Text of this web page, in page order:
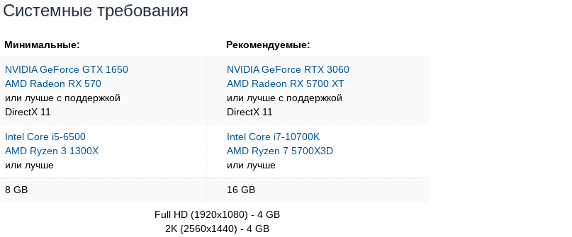
Системные требования
Минимальные:
Рекомендуемые:
NVIDIA GeForce GTX 1650
AMD Radeon RX 570
или лучше с поддержкой
DirectX 11
NVIDIA GeForce RTX 3060
AMD Radeon RX 5700 XT
или лучше с поддержкой
DirectX 11
Intel Core i5-6500
AMD Ryzen 3 1300X
или лучше
Intel Core i7-10700K
AMD Ryzen 7 5700X3D
или лучше
8 GB
16 GB
Full HD (1920x1080) - 4 GB
2K (2560x1440) - 4 GB